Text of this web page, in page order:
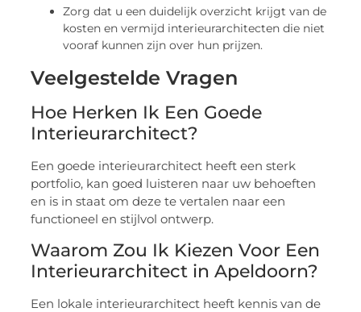
Zorg dat u een duidelijk overzicht krijgt van de
kosten en vermijd interieurarchitecten die niet
vooraf kunnen zijn over hun prijzen.
Veelgestelde Vragen
Hoe Herken Ik Een Goede
Interieurarchitect?
Een goede interieurarchitect heeft een sterk
portfolio, kan goed luisteren naar uw behoeften
en is in staat om deze te vertalen naar een
functioneel en stijlvol ontwerp.
Waarom Zou Ik Kiezen Voor Een
Interieurarchitect in Apeldoorn?
Een lokale interieurarchitect heeft kennis van de